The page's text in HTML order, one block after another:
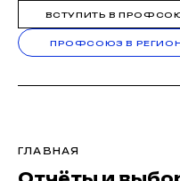
ВСТУПИТЬ В
ПРОФСОЮЗ В
ГЛАВНАЯ